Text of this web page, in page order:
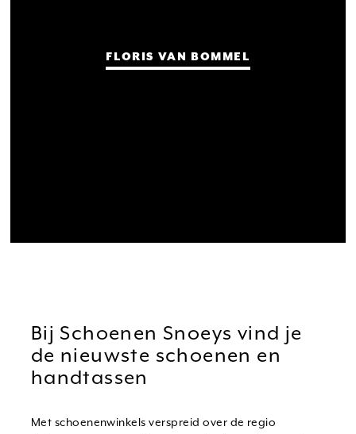
FLORIS VAN BOMMEL
Bij Schoenen Snoeys vind je
de nieuwste schoenen en
handtassen
Met schoenenwinkels verspreid over de regio